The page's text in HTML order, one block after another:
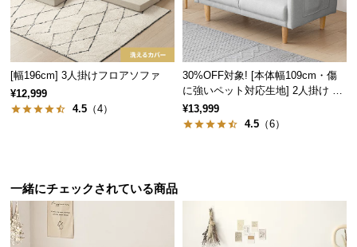
ル
に
つ
い
て
つ
[幅196cm] 3人掛けフロアソファ
¥12,999
4.5 （4）
30%OFF対象! [本体幅109cm・傷
に強いペット対応生地] 2人掛け コ
ンパクトソファ ポケット付き
¥13,999
4.5 （6）
一緒にチェックされている商品